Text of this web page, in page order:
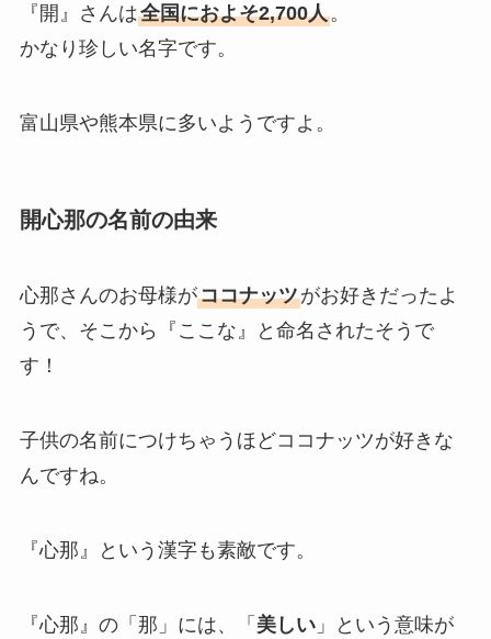
『開』さんは全国におよそ2,700人。
かなり珍しい名字です。
富山県や熊本県に多いようですよ。
開心那の名前の由来
心那さんのお母様がココナッツがお好きだったよ
うで、そこから『ここな』と命名されたそうで
す！
子供の名前につけちゃうほどココナッツが好きな
んですね。
『心那』という漢字も素敵です。
『心那』の「那」には、「 美しい」という意味が